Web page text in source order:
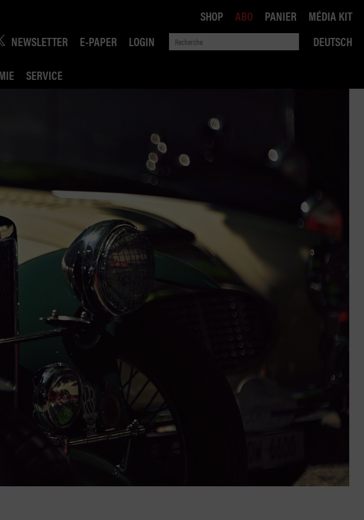
NEWSLETTER E-PAPER LOGIN
DEUTSCH
SERVICE
SHOP ABO PANIER MÉDIA KIT